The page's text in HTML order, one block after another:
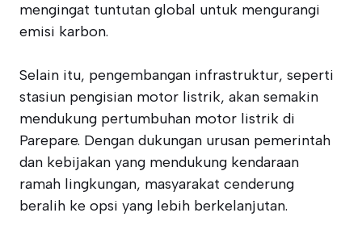
mengingat tuntutan global untuk mengurangi
emisi karbon.
Selain itu, pengembangan infrastruktur, seperti
stasiun pengisian motor listrik, akan semakin
mendukung pertumbuhan motor listrik di
Parepare. Dengan dukungan urusan pemerintah
dan kebijakan yang mendukung kendaraan
ramah lingkungan, masyarakat cenderung
beralih ke opsi yang lebih berkelanjutan.